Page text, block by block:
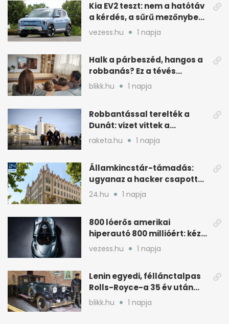
Kia EV2 teszt: nem a hatótáv
a kérdés, a sűrű mezőnyben
dől el
vezess.hu 1 napja
Halk a párbeszéd, hangos a
robbanás? Ez a tévés
beállítás segít
blikk.hu 1 napja
Robbantással terelték a
Dunát: vizet vittek a
cernavodai atomerőmű felé
raketa.hu 1 napja
Államkincstár-támadás:
ugyanaz a hacker csapott
le, mint Romániában
24.hu 1 napja
800 lóerős amerikai
hiperautó 800 millióért: kézi
váltóval jön
vezess.hu 1 napja
Lenin egyedi, féllánctalpas
Rolls-Royce-a 35 év után
kijött a garázsból
blikk.hu 1 napja